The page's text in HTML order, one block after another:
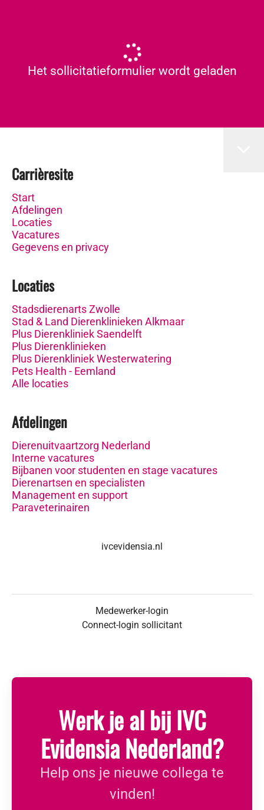
Het sollicitatieformulier wordt geladen
Carrièresite
Start
Afdelingen
Locaties
Vacatures
Gegevens en privacy
Locaties
Stadsdierenarts Zwolle
Stad & Land Dierenklinieken Alkmaar
Plus Dierenkliniek Saendelft
Plus Dierenklinieken
Plus Dierenkliniek Westerwatering
Pets Health - Eemland
Alle locaties
Afdelingen
Dierenuitvaartzorg Nederland
Interne vacatures
Bijbanen voor studenten en stage vacatures
Dierenartsen en specialisten
Management en support
Paraveterinairen
ivcevidensia.nl
Medewerker-login
Connect-login sollicitant
Werk je al bij IVC
Evidensia Nederland?
Help ons je nieuwe collega te
vinden!